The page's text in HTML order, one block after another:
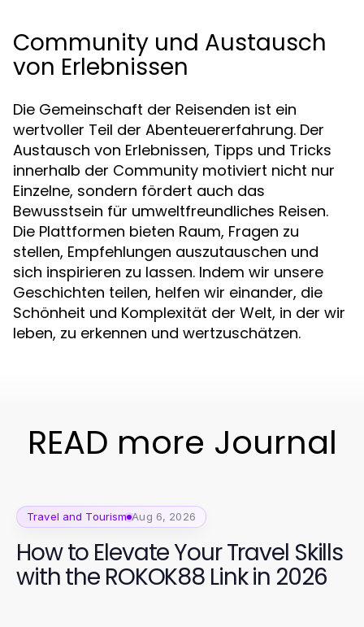
Community und Austausch
von Erlebnissen
Die Gemeinschaft der Reisenden ist ein
wertvoller Teil der Abenteuererfahrung. Der
Austausch von Erlebnissen, Tipps und Tricks
innerhalb der Community motiviert nicht nur
Einzelne, sondern fördert auch das
Bewusstsein für umweltfreundliches Reisen.
Die Plattformen bieten Raum, Fragen zu
stellen, Empfehlungen auszutauschen und
sich inspirieren zu lassen. Indem wir unsere
Geschichten teilen, helfen wir einander, die
Schönheit und Komplexität der Welt, in der wir
leben, zu erkennen und wertzuschätzen.
READ more Journal
Travel and Tourism Aug 6, 2026
How to Elevate Your Travel Skills
with the ROKOK88 Link in 2026